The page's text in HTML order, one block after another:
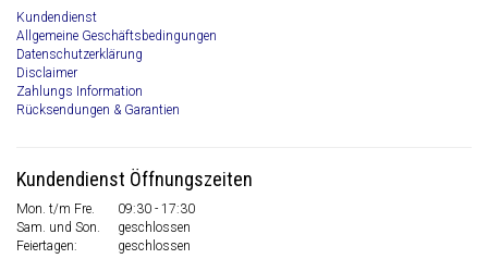
Kundendienst
Allgemeine Geschäftsbedingungen
Datenschutzerklärung
Disclaimer
Zahlungs Information
Rücksendungen & Garantien
Kundendienst Öffnungszeiten
Mon. t/m Fre.
09:30 - 17:30
Sam. und Son.
geschlossen
Feiertagen:
geschlossen